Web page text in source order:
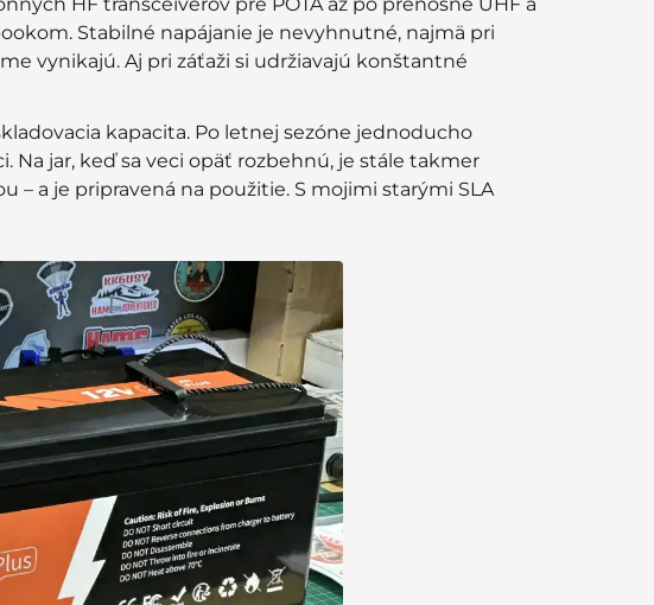
HF transceiverov pre POTA až po prenosné UHF a
Stabilné napájanie je nevyhnutné, najmä pri
vynikajú. Aj pri záťaži si udržiavajú konštantné
kapacita. Po letnej sezóne jednoducho
Na jar, keď sa veci opäť rozbehnú, je stále takmer
a je pripravená na použitie. S mojimi starými SLA